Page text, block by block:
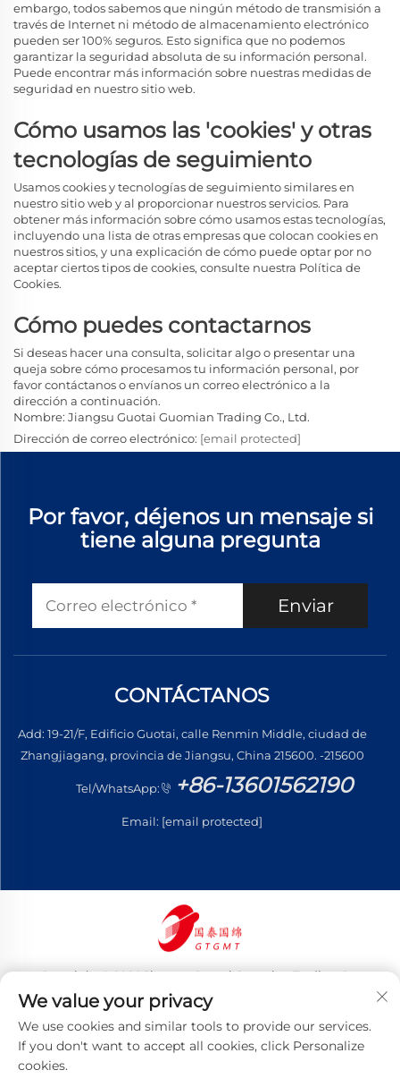
embargo, todos sabemos que ningún método de transmisión a
través de Internet ni método de almacenamiento electrónico
pueden ser 100% seguros. Esto significa que no podemos
garantizar la seguridad absoluta de su información personal.
Puede encontrar más información sobre nuestras medidas de
seguridad en nuestro sitio web.
Cómo usamos las 'cookies' y otras
tecnologías de seguimiento
Usamos cookies y tecnologías de seguimiento similares en
nuestro sitio web y al proporcionar nuestros servicios. Para
obtener más información sobre cómo usamos estas tecnologías,
incluyendo una lista de otras empresas que colocan cookies en
nuestros sitios, y una explicación de cómo puede optar por no
aceptar ciertos tipos de cookies, consulte nuestra Política de
Cookies.
Cómo puedes contactarnos
Si deseas hacer una consulta, solicitar algo o presentar una
queja sobre cómo procesamos tu información personal, por
favor contáctanos o envíanos un correo electrónico a la
dirección a continuación.
Nombre: Jiangsu Guotai Guomian Trading Co., Ltd.
Dirección de correo electrónico: [email protected]
Por favor, déjenos un mensaje si
tiene alguna pregunta
Enviar
CONTÁCTANOS
Add: 19-21/F, Edificio Guotai, calle Renmin Middle, ciudad de
Zhangjiagang, provincia de Jiangsu, China 215600. -215600
Tel/WhatsApp: +86-13601562190
Email: [email protected]
Copyright © 2026 Jiangsu Guotai Guomian Trading Co.,
Ltd. Todos los derechos reservados
Política de privacidad
We value your privacy
We use cookies and similar tools to provide our services.
If you don't want to accept all cookies, click Personalize
cookies.